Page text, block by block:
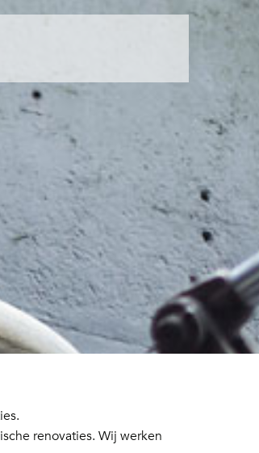
renovaties. Wij werken